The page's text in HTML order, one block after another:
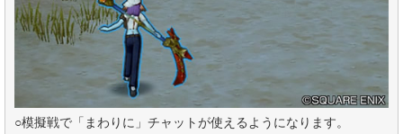
○模擬戦で「まわりに」チャットが使えるようになります。